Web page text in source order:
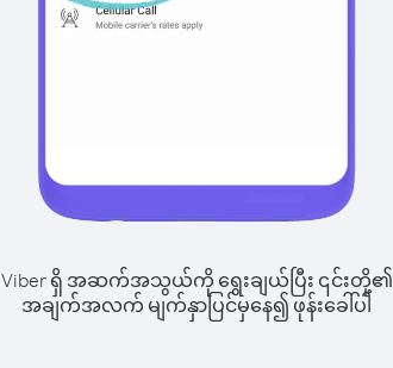
Viber ရှိ အဆက်အသွယ်ကို ရွေးချယ်ပြီး ၎င်းတို့၏
အချက်အလက် မျက်နှာပြင်မှနေ၍ ဖုန်းခေါ်ပါ